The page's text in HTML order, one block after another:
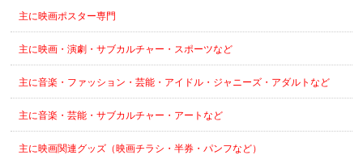
主に映画ポスター専門
主に映画・演劇・サブカルチャー・スポーツなど
主に音楽・ファッション・芸能・アイドル・ジャニーズ・アダルトなど
主に音楽・芸能・サブカルチャー・アートなど
主に映画関連グッズ（映画チラシ・半券・パンフなど）